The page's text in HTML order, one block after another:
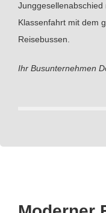
Klassenfahrt mit dem
Reisebussen.
Ihr Busunternehmen